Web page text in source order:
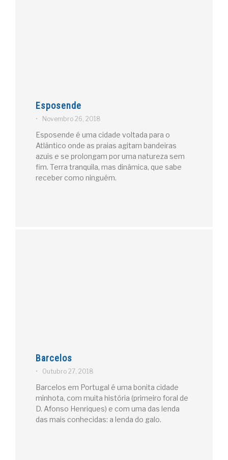
Esposende
• Novembro 26, 2018
Esposende é uma cidade voltada para o
Atlântico onde as praias agitam bandeiras
azuis e se prolongam por uma natureza sem
fim. Terra tranquila, mas dinâmica, que sabe
receber como ninguém.
Barcelos
• Outubro 27, 2018
Barcelos em Portugal é uma bonita cidade
minhota, com muita história (primeiro foral de
D. Afonso Henriques) e com uma das lenda
das mais conhecidas: a lenda do galo.